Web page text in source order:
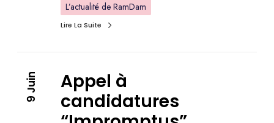
L’actualité de RamDam
Lire La Suite
9 Juin
Appel à
candidatures